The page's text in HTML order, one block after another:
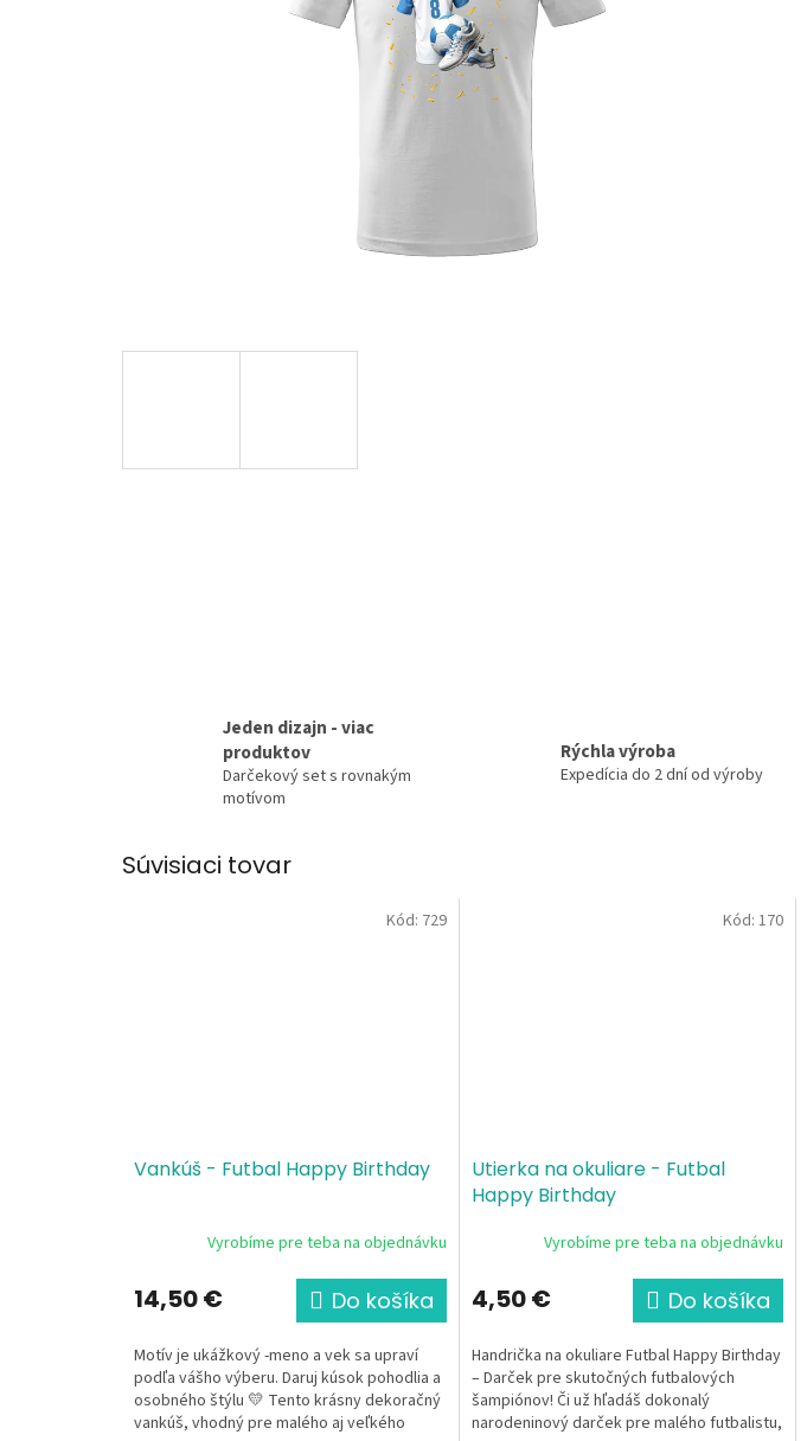
Jeden dizajn - viac
produktov
Darčekový set s rovnakým
motívom
Rýchla výroba
Expedícia do 2 dní od výroby
Súvisiaci tovar
Vankúš - Futbal Happy Birthday
Vyrobíme pre teba na objednávku
14,50 € Do košíka
Motív je ukážkový -meno a vek sa upraví
podľa vášho výberu. Daruj kúsok pohodlia a
osobného štýlu 💛 Tento krásny dekoračný
vankúš, vhodný pre malého aj veľkého
Kód: 729
Utierka na okuliare - Futbal
Happy Birthday
Vyrobíme pre teba na objednávku
4,50 € Do košíka
Handrička na okuliare Futbal Happy Birthday
– Darček pre skutočných futbalových
šampiónov! Či už hľadáš dokonalý
narodeninový darček pre malého futbalistu,
Kód: 170